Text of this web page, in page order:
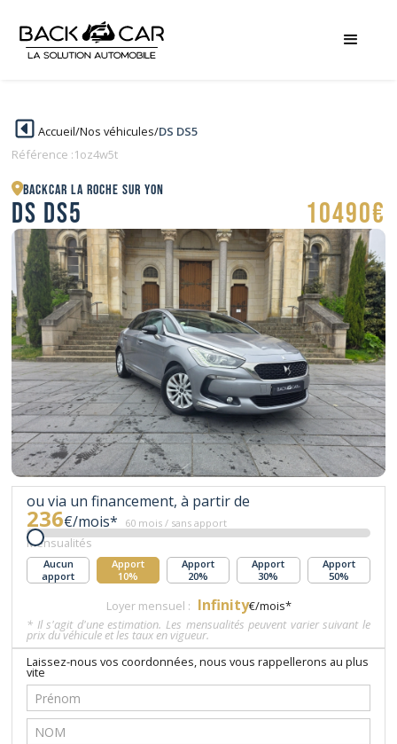
Accueil/Nos véhicules/DS DS5
Référence :1oz4w5t
BACKCAR La Roche sur Yon
DS DS5 10490€
ou via un financement, à partir de
236€/mois* 60 mois / sans apport
Mensualités
Aucun
apport
Apport
10%
Apport
20%
Apport
30%
Apport
50%
Loyer mensuel : Infinity€/mois*
* Il s'agit d'une estimation. Les mensualités peuvent varier suivant le
prix du véhicule et les taux en vigueur.
Laissez-nous vos coordonnées, nous vous rappellerons au plus
vite